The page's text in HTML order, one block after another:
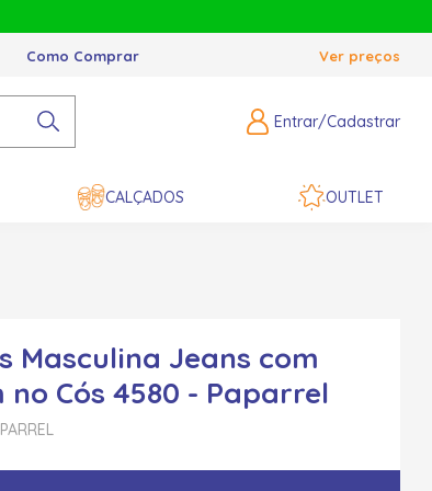
Como Comprar Ver preços
Entrar/Cadastrar
CALÇADOS OUTLET
Masculina Jeans com
no Cós 4580 - Paparrel